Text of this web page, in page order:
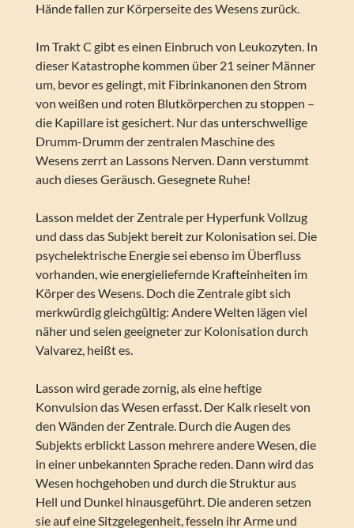
Hände fallen zur Körperseite des Wesens zurück.
Im Trakt C gibt es einen Einbruch von Leukozyten. In
dieser Katastrophe kommen über 21 seiner Männer
um, bevor es gelingt, mit Fibrinkanonen den Strom
von weißen und roten Blutkörperchen zu stoppen –
die Kapillare ist gesichert. Nur das unterschwellige
Drumm-Drumm der zentralen Maschine des
Wesens zerrt an Lassons Nerven. Dann verstummt
auch dieses Geräusch. Gesegnete Ruhe!
Lasson meldet der Zentrale per Hyperfunk Vollzug
und dass das Subjekt bereit zur Kolonisation sei. Die
psychelektrische Energie sei ebenso im Überfluss
vorhanden, wie energieliefernde Krafteinheiten im
Körper des Wesens. Doch die Zentrale gibt sich
merkwürdig gleichgültig: Andere Welten lägen viel
näher und seien geeigneter zur Kolonisation durch
Valvarez, heißt es.
Lasson wird gerade zornig, als eine heftige
Konvulsion das Wesen erfasst. Der Kalk rieselt von
den Wänden der Zentrale. Durch die Augen des
Subjekts erblickt Lasson mehrere andere Wesen, die
in einer unbekannten Sprache reden. Dann wird das
Wesen hochgehoben und durch die Struktur aus
Hell und Dunkel hinausgeführt. Die anderen setzen
sie auf eine Sitzgelegenheit, fesseln ihr Arme und